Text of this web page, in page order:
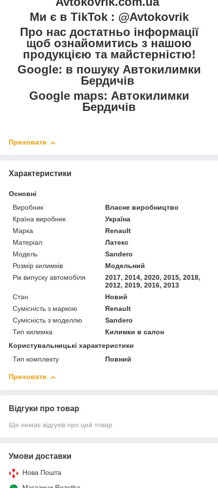
Ми є в TikTok : @Avtokovrik
Про нас достатньо інформації
щоб ознайомитись з нашою
продукцією та майстерністю!
Google: в пошуку Автокилимки
Бердичів
Google maps: Автокилимки
Бердичів
Приховати
Характеристики
Основні
Виробник
Власне виробництво
Країна виробник
Україна
Марка
Renault
Матеріал
Латекс
Модель
Sandero
Розмір килимків
Модельний
Рік випуску автомобіля
2017, 2014, 2020, 2015, 2018,
2012, 2019, 2016, 2013
Стан
Новий
Сумісність з маркою
Renault
Сумісність з моделлю
Sandero
Тип килимка
Килимки в салон
Користувальницькі характеристики
Тип комплекту
Повний
Приховати
Відгуки про товар
Ще немає відгуків про цей товар
Умови доставки
Нова Пошта